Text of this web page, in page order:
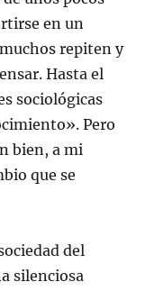
en un
repiten y
Hasta el
sociológicas
Pero
bien, a mi
que se
del
silenciosa